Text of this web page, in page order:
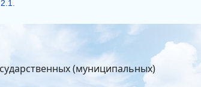
(муниципальных)